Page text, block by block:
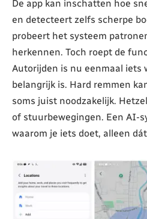
De app kan inschatten hoe
en detecteert zelfs scherpe
probeert het systeem
herkennen. Toch roept de
Autorijden is nu eenmaal iets
belangrijk is. Hard remmen
soms juist noodzakelijk.
of stuurbewegingen. Een AI-
waarom je iets doet, alleen